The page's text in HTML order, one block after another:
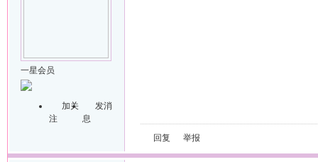
一星会员
加关
注
发消
息
回复 举报